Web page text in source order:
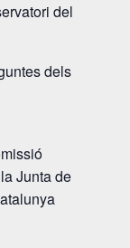
del
dels
Junta de